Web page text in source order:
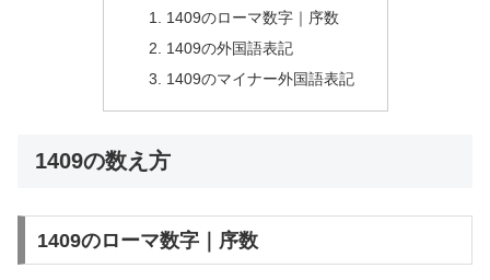
1409のローマ数字｜序数
1409の外国語表記
1409のマイナー外国語表記
1409の数え方
1409のローマ数字｜序数